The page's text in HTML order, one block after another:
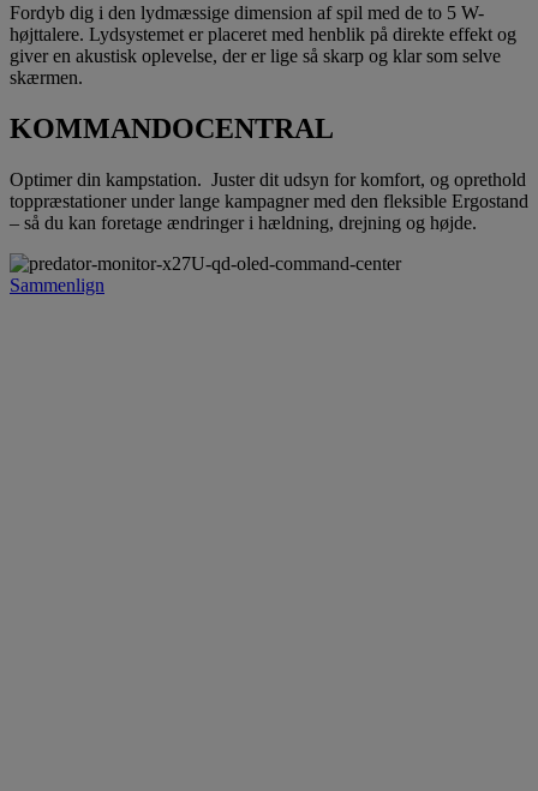
Fordyb dig i den lydmæssige dimension af spil med de to 5 W-
højttalere. Lydsystemet er placeret med henblik på direkte effekt og
giver en akustisk oplevelse, der er lige så skarp og klar som selve
skærmen.
KOMMANDOCENTRAL
Optimer din kampstation. Juster dit udsyn for komfort, og oprethold
toppræstationer under lange kampagner med den fleksible Ergostand
– så du kan foretage ændringer i hældning, drejning og højde.
Sammenlign